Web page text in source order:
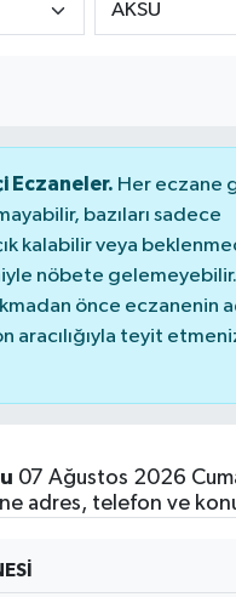
Eczaneler. Her eczane
bazıları sadece
kalabilir veya
nöbete gelemeyebilir.
önce eczanenin
aracılığıyla teyit
07 Ağustos 2026
adres, telefon ve